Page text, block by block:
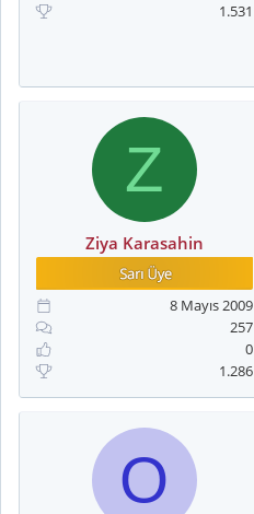
1.531
Z
Ziya Karasahin
8 Mayıs 2009
257
0
1.286
O